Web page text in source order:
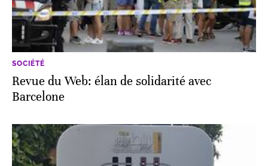
SOCIÉTÉ
Revue du Web: élan de solidarité avec
Barcelone